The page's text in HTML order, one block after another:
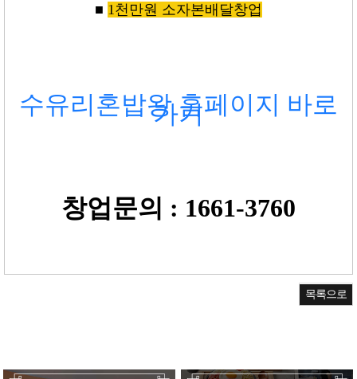
■ 1천만원 소자본배달창업
수유리혼밥왕 홈페이지 바로
가기
창업문의 : 1661-3760
목록으로